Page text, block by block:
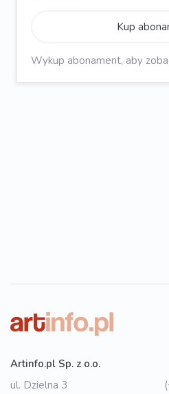
Kup
Wykup abonament, aby
Artinfo.pl Sp. z o.o.
ul. Dzielna 3